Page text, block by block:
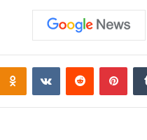
‏Tumblr بينتيريست ‏Reddit
‏VKontakte